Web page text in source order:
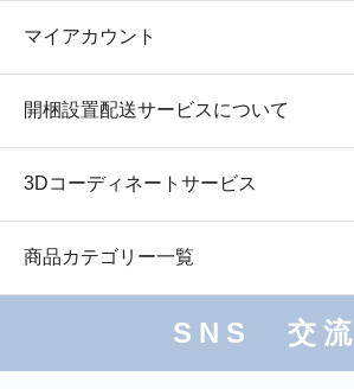
マイアカウント
開梱設置配送サービスについて
3Dコーディネートサービス
商品カテゴリー一覧
SNS 交流